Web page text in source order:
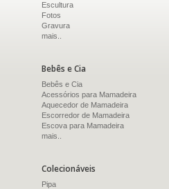
Escultura
Fotos
Gravura
mais..
Bebês e Cia
Bebês e Cia
Acessórios para Mamadeira
Aquecedor de Mamadeira
Escorredor de Mamadeira
Escova para Mamadeira
mais..
Colecionáveis
Pipa